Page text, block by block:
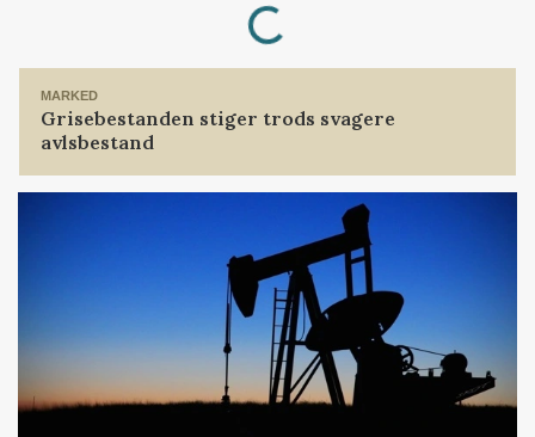
Loading...
MARKED
Grisebestanden stiger trods svagere
avlsbestand